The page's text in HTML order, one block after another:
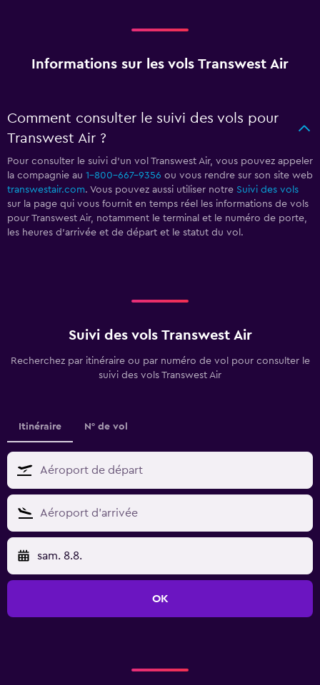
Informations sur les vols Transwest Air
Comment consulter le suivi des vols pour
Transwest Air ?
Pour consulter le suivi d'un vol Transwest Air, vous pouvez appeler
la compagnie au 1-800-667-9356 ou vous rendre sur son site web
transwestair.com. Vous pouvez aussi utiliser notre Suivi des vols
sur la page qui vous fournit en temps réel les informations de vols
pour Transwest Air, notamment le terminal et le numéro de porte,
les heures d'arrivée et de départ et le statut du vol.
Suivi des vols Transwest Air
Recherchez par itinéraire ou par numéro de vol pour consulter le
suivi des vols Transwest Air
Itinéraire N° de vol
sam. 8.8.
OK